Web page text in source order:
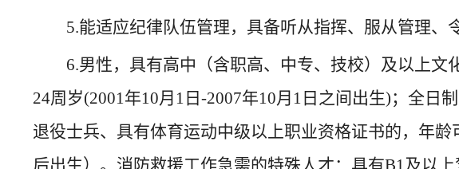
5.能适应纪律队伍管理，具备听从指挥、服从管理、
6.男性，具有高中（含职高、中专、技校）及以上文
24周岁(2001年10月1日-2007年10月1日之间出生)；全日
退役士兵、具有体育运动中级以上职业资格证书的，年龄
后出生）。消防救援工作急需的特殊人才：具有B1及以